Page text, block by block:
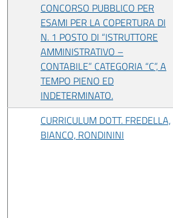
CONCORSO PUBBLICO PER
ESAMI PER LA COPERTURA DI
N. 1 POSTO DI “ISTRUTTORE
AMMINISTRATIVO –
CONTABILE” CATEGORIA “C”, A
TEMPO PIENO ED
INDETERMINATO.
CURRICULUM DOTT. FREDELLA,
BIANCO, RONDININI